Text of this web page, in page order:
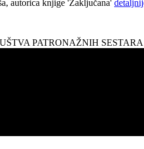
autorica knjige 'Zaključana'
PATRONAŽNIH